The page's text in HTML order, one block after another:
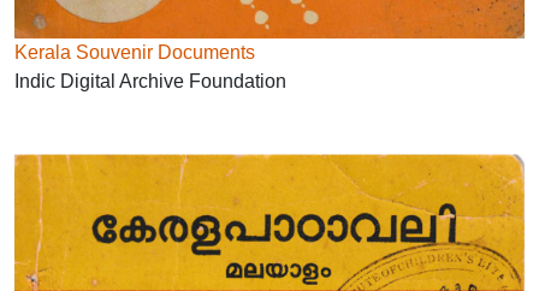
Kerala Souvenir Documents
Indic Digital Archive Foundation